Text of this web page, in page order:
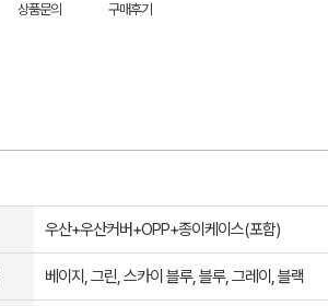
상품문의 구매후기
우산+우산커버+OPP+종이케이스(포함)
베이지, 그린, 스카이 블루, 블루, 그레이, 블랙